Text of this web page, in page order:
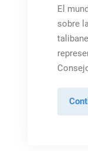
El
sobre